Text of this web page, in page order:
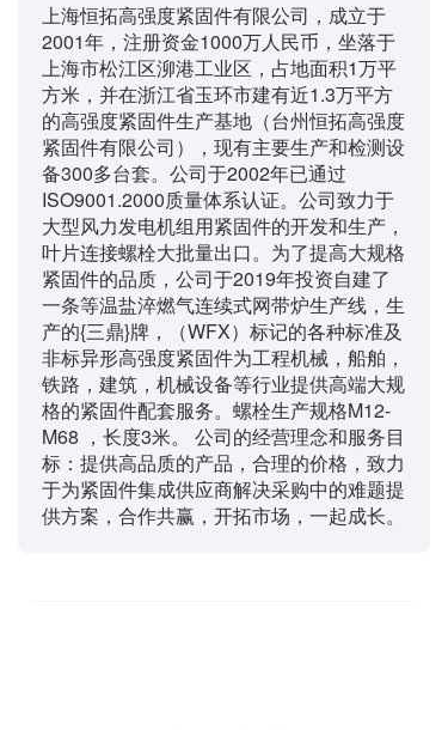
上海恒拓高强度紧固件有限公司，成立于
2001年，注册资金1000万人民币，坐落于
上海市松江区泖港工业区，占地面积1万平
方米，并在浙江省玉环市建有近1.3万平方
的高强度紧固件生产基地（台州恒拓高强度
紧固件有限公司），现有主要生产和检测设
备300多台套。公司于2002年已通过
ISO9001.2000质量体系认证。公司致力于
大型风力发电机组用紧固件的开发和生产，
叶片连接螺栓大批量出口。为了提高大规格
紧固件的品质，公司于2019年投资自建了
一条等温盐淬燃气连续式网带炉生产线，生
产的{三鼎}牌，（WFX）标记的各种标准及
非标异形高强度紧固件为工程机械，船舶，
铁路，建筑，机械设备等行业提供高端大规
格的紧固件配套服务。螺栓生产规格M12-
M68 ，长度3米。 公司的经营理念和服务目
标：提供高品质的产品，合理的价格，致力
于为紧固件集成供应商解决采购中的难题提
供方案，合作共赢，开拓市场，一起成长。